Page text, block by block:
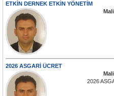
ETKİN DERNEK ETKİN YÖNETİM
2026 ASGARİ ÜCRET
2026